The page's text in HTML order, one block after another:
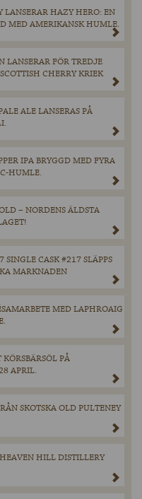
LANSERAR HAZY HERO: EN
MED AMERIKANSK HUMLE.
LANSERAR FÖR TREDJE
CHERRY KRIEK
ALE LANSERAS PÅ
IPA BRYGGD MED FYRA
HUMLE.
– NORDENS ÄLDSTA
CASK #217 SLÄPPS
MARKNADEN
MED LAPHROAIG
PÅ
APRIL.
SKOTSKA OLD PULTENEY
HILL DISTILLERY